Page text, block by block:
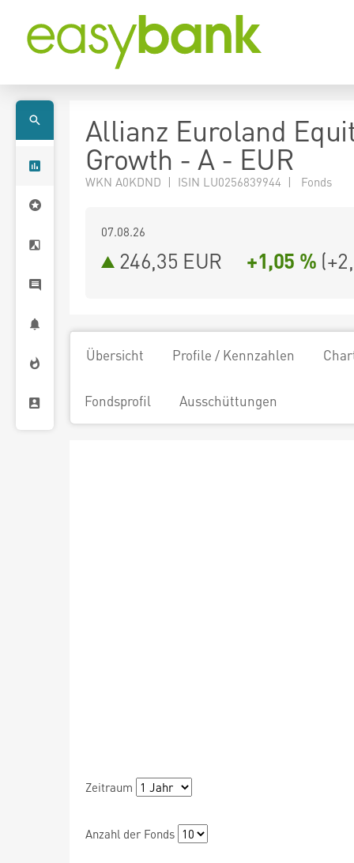
Allianz Euroland
Growth - A - EUR
WKN A0KDND | ISIN LU0256839944 | Fonds
07.08.26
246,35 EUR +1,05 % (
Übersicht Profile / Kennzahlen
Fondsprofil Ausschüttungen
Zeitraum
Anzahl der Fonds